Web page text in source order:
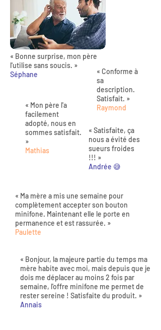
« Bonne surprise, mon père
l'utilise sans soucis. »
Séphane
« Mon père l'a
facilement
adopté, nous en
sommes satisfait.
»
Mathias
« Conforme à
sa
description.
Satisfait. »
Raymond
« Satisfaite, ça
nous a évité des
sueurs froides
!!! »
Andrée 😅
« Ma mère a mis une semaine pour
complètement accepter son bouton
minifone. Maintenant elle le porte en
permanence et est rassurée. »
Paulette
« Bonjour, la majeure partie du temps ma
mère habite avec moi, mais depuis que je
dois me déplacer au moins 2 fois par
semaine, l'offre minifone me permet de
rester sereine ! Satisfaite du produit. »
Annais